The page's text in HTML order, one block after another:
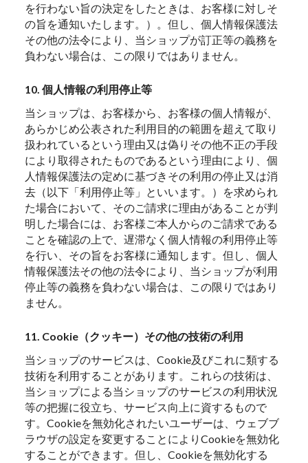
を行わない旨の決定をしたときは、お客様に対しそ
の旨を通知いたします。）。但し、個人情報保護法
その他の法令により、当ショップが訂正等の義務を
負わない場合は、この限りではありません。
10. 個人情報の利用停止等
当ショップは、お客様から、お客様の個人情報が、
あらかじめ公表された利用目的の範囲を超えて取り
扱われているという理由又は偽りその他不正の手段
により取得されたものであるという理由により、個
人情報保護法の定めに基づきその利用の停止又は消
去（以下「利用停止等」といいます。）を求められ
た場合において、そのご請求に理由があることが判
明した場合には、お客様ご本人からのご請求である
ことを確認の上で、遅滞なく個人情報の利用停止等
を行い、その旨をお客様に通知します。但し、個人
情報保護法その他の法令により、当ショップが利用
停止等の義務を負わない場合は、この限りではあり
ません。
11. Cookie（クッキー）その他の技術の利用
当ショップのサービスは、Cookie及びこれに類する
技術を利用することがあります。これらの技術は、
当ショップによる当ショップのサービスの利用状況
等の把握に役立ち、サービス向上に資するもので
す。Cookieを無効化されたいユーザーは、ウェブブ
ラウザの設定を変更することによりCookieを無効化
することができます。但し、Cookieを無効化する